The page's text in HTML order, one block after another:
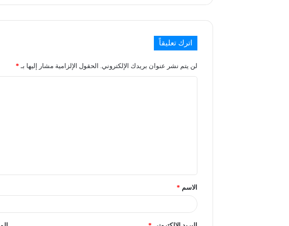
اترك تعليقاً
لن يتم نشر عنوان بريدك الإلكتروني. الحقول الإلزامية مشار إليها بـ *
الاسم *